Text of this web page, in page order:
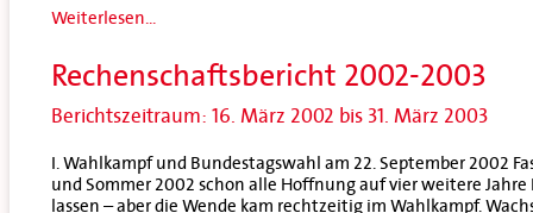
Weiterlesen...
Rechenschaftsbericht 2002-2003
Berichtszeitraum: 16. März 2002 bis 31. März 2003
I. Wahlkampf und Bundestagswahl am 22. September 2002
und Sommer 2002 schon alle Hoffnung auf vier weitere
lassen – aber die Wende kam rechtzeitig im Wahlkampf.